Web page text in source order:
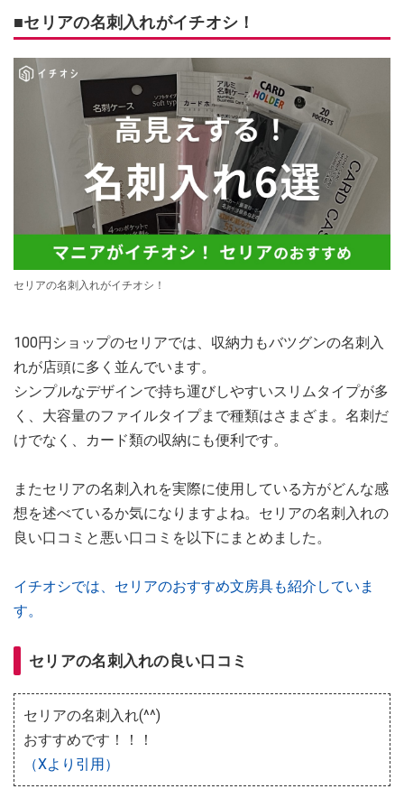
■セリアの名刺入れがイチオシ！
セリアの名刺入れがイチオシ！
100円ショップのセリアでは、収納力もバツグンの名刺入
れが店頭に多く並んでいます。
シンプルなデザインで持ち運びしやすいスリムタイプが多
く、大容量のファイルタイプまで種類はさまざま。名刺だ
けでなく、カード類の収納にも便利です。
またセリアの名刺入れを実際に使用している方がどんな感
想を述べているか気になりますよね。セリアの名刺入れの
良い口コミと悪い口コミを以下にまとめました。
イチオシでは、セリアのおすすめ文房具も紹介していま
す。
セリアの名刺入れの良い口コミ
セリアの名刺入れ(^^)
おすすめです！！！
（Xより引用）